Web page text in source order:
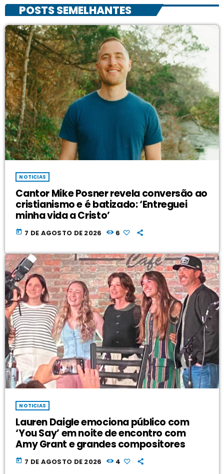
POSTS SEMELHANTES
NOTICIAS
Cantor Mike Posner revela conversão ao
cristianismo e é batizado: ‘Entreguei
minha vida a Cristo’
today 7 DE AGOSTO DE 2026 6
NOTICIAS
Lauren Daigle emociona público com
‘You Say’ em noite de encontro com
Amy Grant e grandes compositores
today 7 DE AGOSTO DE 2026 4